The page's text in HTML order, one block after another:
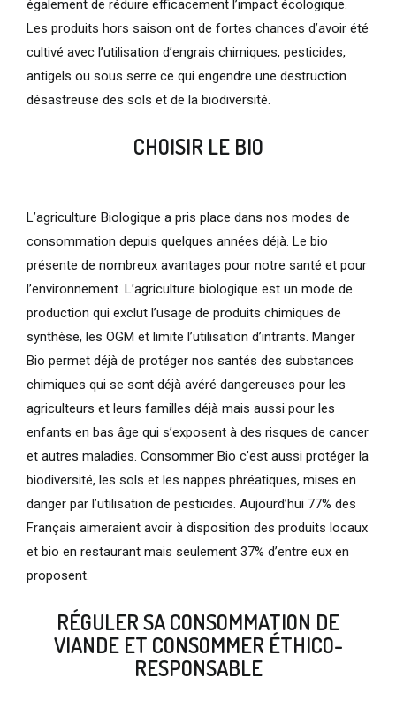
également de réduire efficacement l’impact écologique.
Les produits hors saison ont de fortes chances d’avoir été
cultivé avec l’utilisation d’engrais chimiques, pesticides,
antigels ou sous serre ce qui engendre une destruction
désastreuse des sols et de la biodiversité.
CHOISIR LE BIO
L’agriculture Biologique a pris place dans nos modes de
consommation depuis quelques années déjà. Le bio
présente de nombreux avantages pour notre santé et pour
l’environnement. L’agriculture biologique est un mode de
production qui exclut l’usage de produits chimiques de
synthèse, les OGM et limite l’utilisation d’intrants. Manger
Bio permet déjà de protéger nos santés des substances
chimiques qui se sont déjà avéré dangereuses pour les
agriculteurs et leurs familles déjà mais aussi pour les
enfants en bas âge qui s’exposent à des risques de cancer
et autres maladies. Consommer Bio c’est aussi protéger la
biodiversité, les sols et les nappes phréatiques, mises en
danger par l’utilisation de pesticides. Aujourd’hui 77% des
Français aimeraient avoir à disposition des produits locaux
et bio en restaurant mais seulement 37% d’entre eux en
proposent.
RÉGULER SA CONSOMMATION DE
VIANDE ET CONSOMMER ÉTHICO-
RESPONSABLE